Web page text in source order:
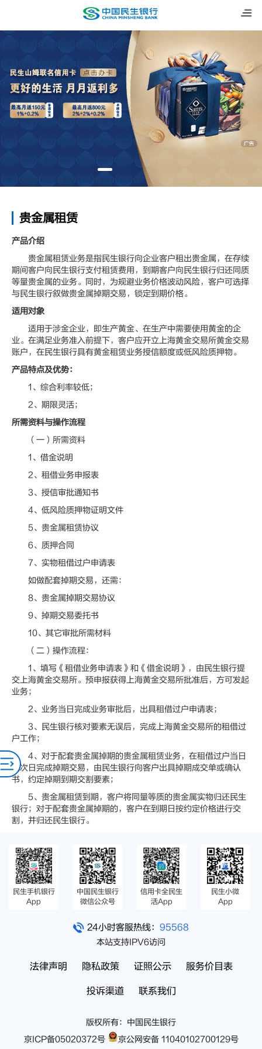
贵金属租赁
产品介绍
贵金属租赁业务是指民生银行向企业客户租出贵金属，在存续
期间客户向民生银行支付租赁费用，到期客户向民生银行归还同质
等量贵金属的业务。同时，为规避业务价格波动风险，客户可选择
与民生银行叙做贵金属掉期交易，锁定到期价格。
适用对象
适用于涉金企业，即生产黄金、在生产中需要使用黄金的企
业。在满足业务准入前提下，客户应开立上海黄金交易所黄金交易
账户，在民生银行具有黄金租赁业务授信额度或低风险质押物。
产品特点及优势：
1、综合利率较低；
2、期限灵活；
所需资料与操作流程
（一）所需资料
1、借金说明
2、租借业务申报表
3、授信审批通知书
4、低风险质押物证明文件
5、贵金属租赁协议
6、质押合同
7、实物租借过户申请表
如做配套掉期交易，还需：
8、贵金属掉期交易协议
9、掉期交易委托书
10、其它审批所需材料
（二）操作流程：
1、填写《租借业务申请表》和《借金说明》，由民生银行提
交上海黄金交易所。预申报获得上海黄金交易所批准后，方可发起
业务；
2、业务当日完成业务审批后，出具租借过户申请表；
3、民生银行核对要素无误后，完成上海黄金交易所的租借过
户工作；
4、对于配套贵金属掉期的贵金属租赁业务，在租借过户当日
或次日完成掉期交易，由民生银行向客户出具掉期成交单或确认
书，约定掉期到期交割要素；
5、贵金属租赁到期，客户将同量等质的贵金属实物归还民生
银行；对于配套贵金属掉期的，客户在到期日按约定价格进行交
割，并归还民生银行。
民生手机银行
App
中国民生银行
微信公众号
信用卡全民生
活App
民生小微
App
24小时客服热线： 95568
本站支持IPV6访问
法律声明 隐私政策 证照公示 服务价目表
投诉渠道 联系我们
版权所有：中国民生银行
京ICP备05020372号
京公网安备 11040102700129号